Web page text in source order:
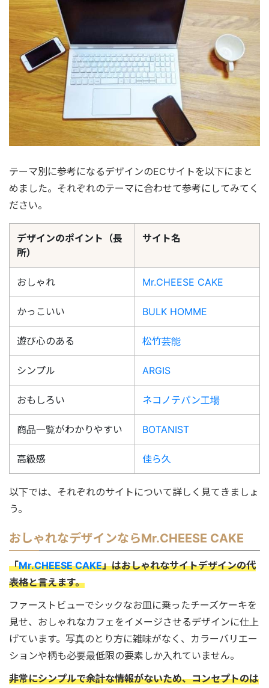
テーマ別に参考になるデザインのECサイトを以下にまと
めました。それぞれのテーマに合わせて参考にしてみてく
ださい。
デザインのポイント（長
所）
サイト名
おしゃれ Mr.CHEESE CAKE
かっこいい BULK HOMME
遊び心のある 松竹芸能
シンプル ARGIS
おもしろい ネコノテパン工場
商品一覧がわかりやすい BOTANIST
高級感 佳ら久
以下では、それぞれのサイトについて詳しく見てきましょ
う。
おしゃれなデザインならMr.CHEESE CAKE
「Mr.CHEESE CAKE」はおしゃれなサイトデザインの代
表格と言えます。
ファーストビューでシックなお皿に乗ったチーズケーキを
見せ、おしゃれなカフェをイメージさせるデザインに仕上
げています。写真のとり方に雑味がなく、カラーバリエー
ションや柄も必要最低限の要素しか入れていません。
非常にシンプルで余計な情報がないため、コンセプトのは